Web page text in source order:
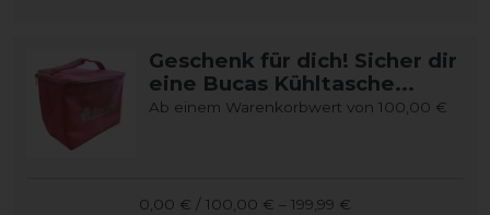
Geschenk für dich! Sicher dir
eine Bucas Kühltasche...
Ab einem Warenkorbwert von 100,00 €
0,00 € / 100,00 € – 199,99 €